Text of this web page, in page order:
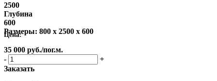
2500
Глубина
600
Размеры: 800 x 2500 x 600
Цена:
35 000 руб./пог.м.
-
+
Заказать